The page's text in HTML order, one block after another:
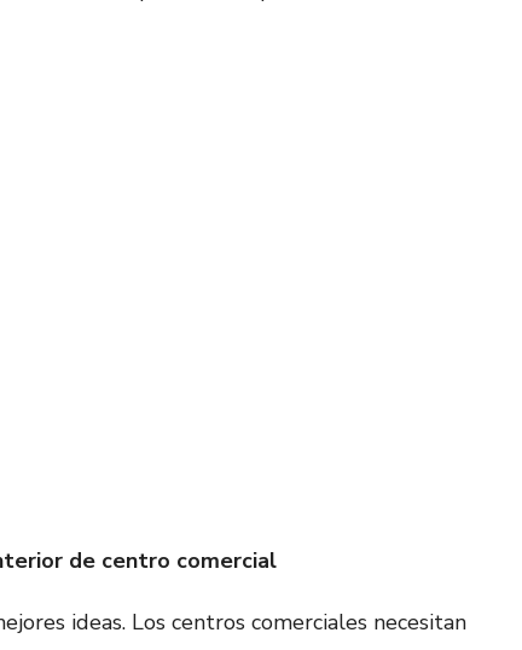
de centro comercial
ideas. Los centros comerciales necesitan